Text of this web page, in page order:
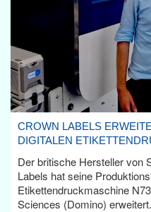
CROWN LABELS
DIGITALEN
Der britische Hersteller von
Labels hat seine
Etikettendruckmaschine
Sciences (Domino) erweitert.